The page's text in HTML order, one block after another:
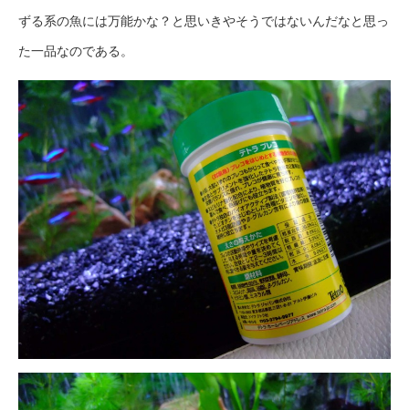
ずる系の魚には万能かな？と思いきやそうではないんだなと思っ
た一品なのである。